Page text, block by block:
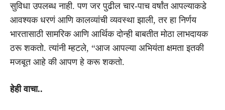
सुविधा उपलब्ध नाही. पण जर पुढील चार-पाच वर्षांत आपल्याकडे
आवश्यक धरणं आणि कालव्यांची व्यवस्था झाली, तर हा निर्णय
भारतासाठी सामरिक आणि आर्थिक दोन्ही बाबतीत मोठा लाभदायक
ठरू शकतो. त्यांनी म्हटले, “आज आपल्या अभियंता क्षमता इतकी
मजबूत आहे की आपण हे करू शकतो.
हेही वाचा..